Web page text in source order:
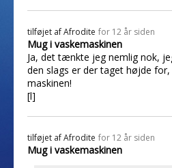
tilføjet afAfrodite for 12 år siden
Mug i vaskemaskinen
Ja, det tænkte jeg nemlig nok,
den slags er der taget højde
maskinen!
[l]
tilføjet afAfrodite for 12 år siden
Mug i vaskemaskinen